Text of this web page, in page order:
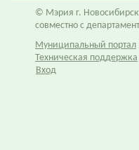
© Мэрия г.
совместно с
Муниципальный портал
Техническая поддержка
Вход